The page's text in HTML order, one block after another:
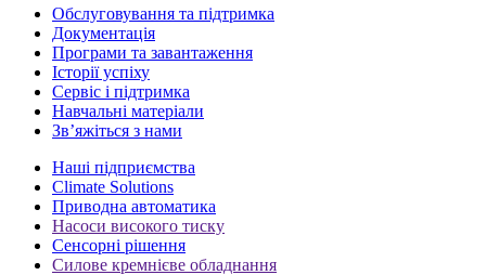
Обслуговування та підтримка
Документація
Програми та завантаження
Історії успіху
Сервіс і підтримка
Навчальні матеріали
Зв’яжіться з нами
Наші підприємства
Climate Solutions
Приводна автоматика
Насоси високого тиску
Сенсорні рішення
Силове кремнієве обладнання